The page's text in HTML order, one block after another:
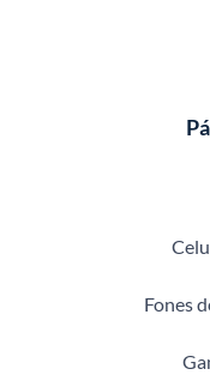
Fones